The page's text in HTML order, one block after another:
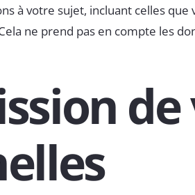
à votre sujet, incluant celles
ne prend pas en compte les